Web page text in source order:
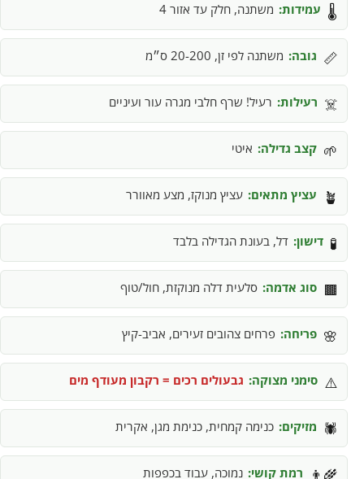
🌡️ עמידות: משתנה, חלק עד אזור 4
📏 גובה: משתנה לפי זן, 20-200 ס״מ
☠️ רעילות: רעיל! שרף חלבי מגרה עור ועיניים
🌱 קצב גדילה: איטי
🪴 עציץ מתאים: עציץ מנוקז, מצע מאוורר
🧪 דישון: דל, בעונת הגדילה בלבד
🟫 סוג אדמה: סלעית דלה מנוקזת, חול/טוף
🌸 פריחה: פרחים צהובים זעירים, אביב-קיץ
⚠️ סימני מצוקה: גבעולים רכים = רקבון מעודף מים
🕷️ מזיקים: כנימה קמחית, כנימת מגן, אקרית
רמת קושי: נמוכה, עבוד בכפפות